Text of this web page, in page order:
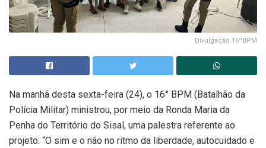
Divulgação 16ºBPM
Na manhã desta sexta-feira (24), o 16° BPM (Batalhão da
Polícia Militar) ministrou, por meio da Ronda Maria da
Penha do Território do Sisal, uma palestra referente ao
projeto: “O sim e o não no ritmo da liberdade, autocuidado e